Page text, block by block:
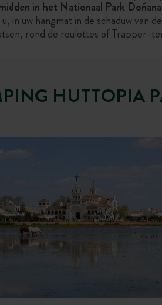
in het Nationaal Park Doñana
uw hangmat in de schaduw van
rond de roulottes of Trapper-
HUTTOPIA